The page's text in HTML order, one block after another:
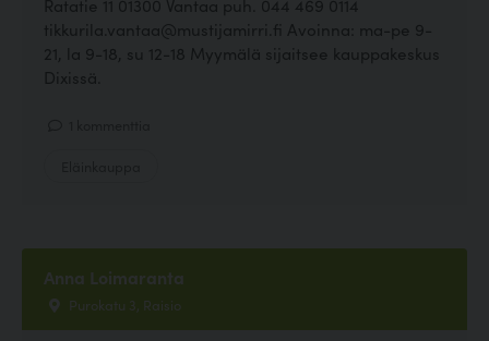
Ratatie 11 01300 Vantaa puh. 044 469 0114
tikkurila.vantaa@mustijamirri.fi Avoinna: ma-pe 9-
21, la 9-18, su 12-18 Myymälä sijaitsee kauppakeskus
Dixissä.
Anna Loimaranta
Purokatu 3, Raisio